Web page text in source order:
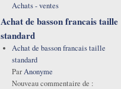
Achats - ventes
Achat de basson francais taille
standard
Achat de basson francais taille
standard
ParAnonyme
Nouveau commentaire de :